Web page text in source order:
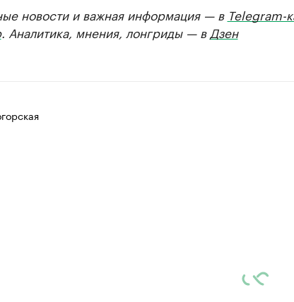
новости и важная информация — в Telegram-
. Аналитика, мнения, лонгриды — в Дзен